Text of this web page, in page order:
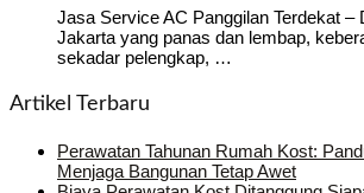
Jasa Service AC Panggilan Terdekat –
Jakarta yang panas dan lembap,
sekadar pelengkap, …
Artikel Terbaru
Perawatan Tahunan Rumah Kost:
Menjaga Bangunan Tetap Awet